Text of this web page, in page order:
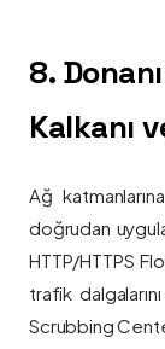
8.
Kalkanı
Ağ
doğrudan
HTTP/HTTPS
trafik
Scrubbing